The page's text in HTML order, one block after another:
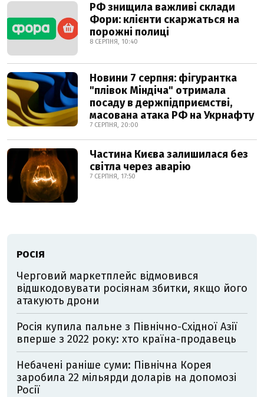
РФ знищила важливі склади
Фори: клієнти скаржаться на
порожні полиці
8 СЕРПНЯ, 10:40
Новини 7 серпня: фігурантка
"плівок Міндіча" отримала
посаду в держпідприємстві,
масована атака РФ на Укрнафту
7 СЕРПНЯ, 20:00
Частина Києва залишилася без
світла через аварію
7 СЕРПНЯ, 17:50
РОСІЯ
Черговий маркетплейс відмовився
відшкодовувати росіянам збитки, якщо його
атакують дрони
Росія купила пальне з Північно-Східної Азії
вперше з 2022 року: хто країна-продавець
Небачені раніше суми: Північна Корея
заробила 22 мільярди доларів на допомозі
Росії